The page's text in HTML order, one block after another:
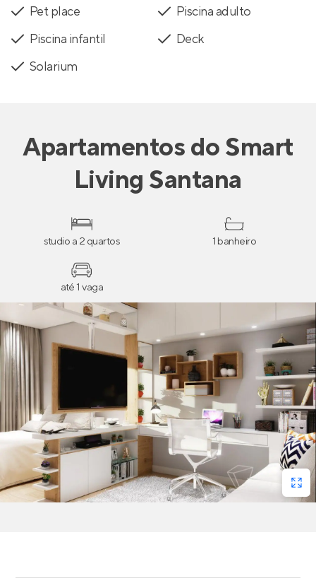
Pet place
Piscina adulto
Piscina infantil
Deck
Solarium
ApartamentosdoSmart
Living Santana
studio a 2 quartos 1 banheiro
até 1 vaga